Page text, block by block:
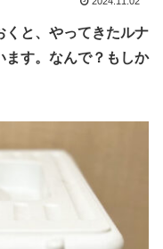
くと、やってきたルナ
ます。なんで？もしか